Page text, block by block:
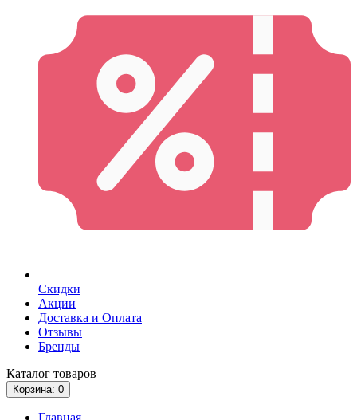
Скидки
Акции
Доставка и Оплата
Отзывы
Бренды
Каталог товаров
Корзина: 0